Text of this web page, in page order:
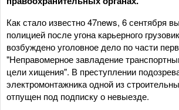
Как стало известно 47news, 6 сентября
полицией после угона карьерного
возбуждено уголовное дело по части
"Неправомерное завладение
цели хищения". В преступлении
электромонтажника одной из
отпущен под подписку о невыезде.